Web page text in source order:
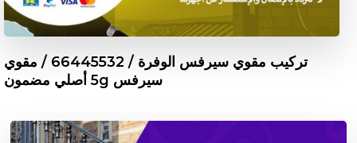
تركيب مقوي سيرفس الوفرة / 66445532 / مقوي
سيرفس 5g أصلي مضمون